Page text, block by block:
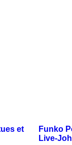
et
Funko
Live-